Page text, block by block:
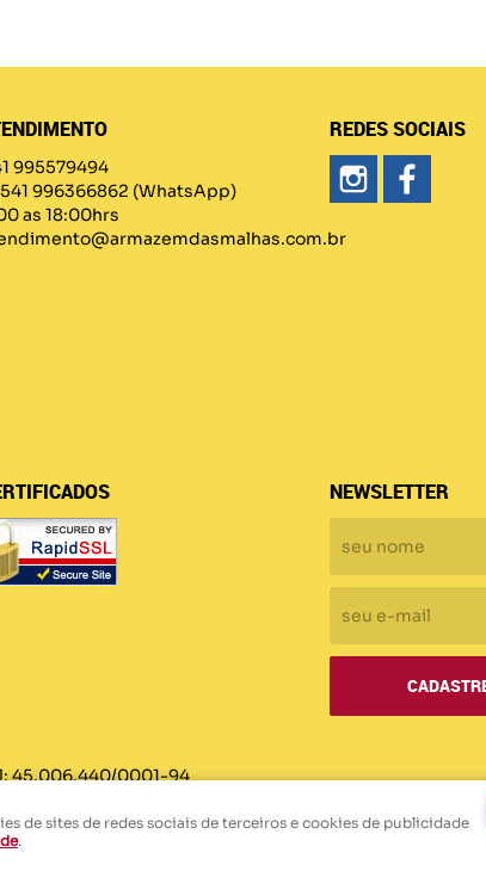
995579494
996366862 (WhatsApp)
as 18:00hrs
REDES SOCIAIS
NEWSLETTER
45.006.440/0001-94
de sites de redes sociais de terceiros e cookies de publicidade
.